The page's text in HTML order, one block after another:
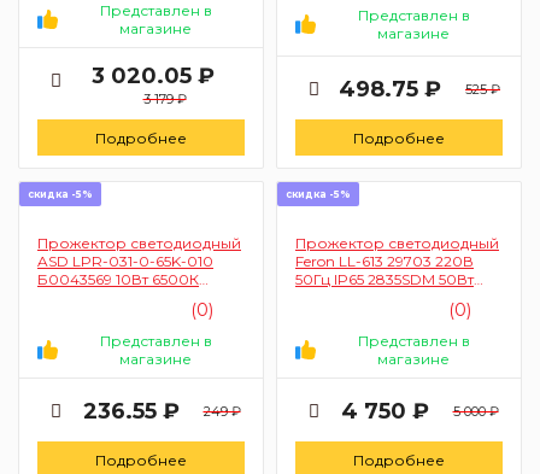
Представлен в
магазине
3 020.05 ₽
3 179 ₽
Подробнее
Представлен в
магазине
498.75 ₽ 525 ₽
Подробнее
скидка -5%
Прожектор светодиодный
ASD LPR-031-0-65K-010
Б0043569 10Вт 6500К
(0)
Представлен в
магазине
236.55 ₽ 249 ₽
Подробнее
скидка -5%
Прожектор светодиодный
Feron LL-613 29703 220В
50Гц IP65 2835SDM 50Вт
компактном корпусе)
(0)
Представлен в
магазине
4 750 ₽ 5 000 ₽
Подробнее